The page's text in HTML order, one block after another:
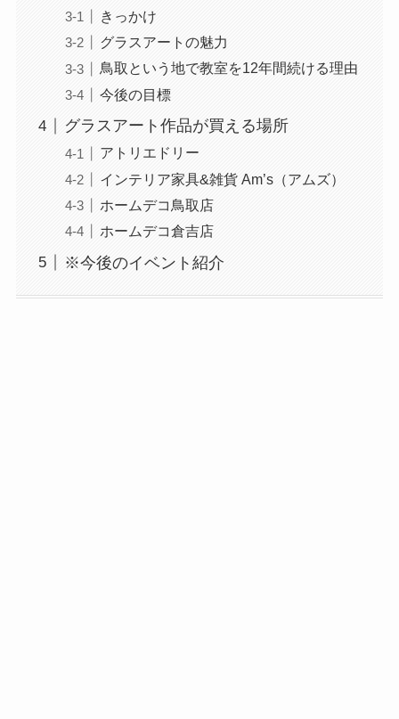
きっかけ
グラスアートの魅力
鳥取という地で教室を12年間続ける理由
今後の目標
グラスアート作品が買える場所
アトリエドリー
インテリア家具&雑貨 Am’s（アムズ）
ホームデコ鳥取店
ホームデコ倉吉店
※今後のイベント紹介